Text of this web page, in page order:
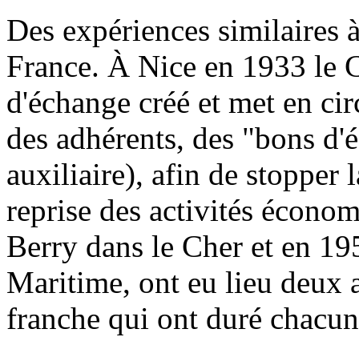
Des expériences similaires
France. À Nice en 1933 le
d'échange créé et met en
des adhérents, des "bons
auxiliaire), afin de stopper
reprise des activités
Berry dans le Cher et en
Maritime, ont eu lieu deux
franche qui ont duré